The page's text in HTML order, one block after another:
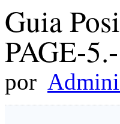
Guia
PAGE-
por